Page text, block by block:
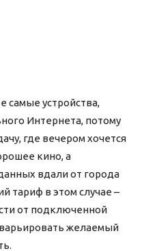
самые устройства,
Интернета, потому
где вечером хочется
кино, а
вдали от города
тариф в этом случае –
от подключенной
желаемый